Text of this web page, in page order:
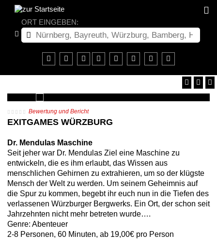
ORT EINGEBEN:
Bewertung und Bericht
EXITGAMES WÜRZBURG
Dr. Mendulas Maschine
Seit jeher war Dr. Mendulas Ziel eine Maschine zu
entwickeln, die es ihm erlaubt, das Wissen aus
menschlichen Gehirnen zu extrahieren, um so der klügste
Mensch der Welt zu werden. Um seinem Geheimnis auf
die Spur zu kommen, begebt ihr euch nun in die Tiefen des
verlassenen Würzburger Bergwerks. Ein Ort, der schon seit
Jahrzehnten nicht mehr betreten wurde….
Genre: Abenteuer
2-8 Personen, 60 Minuten, ab 19,00€ pro Person